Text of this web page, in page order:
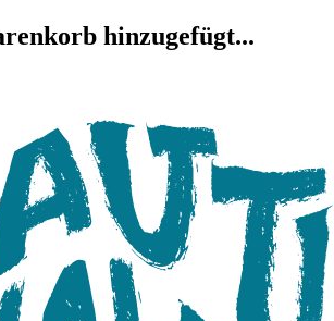
hinzugefügt...